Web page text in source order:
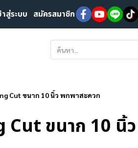
าสู่ระบบ สมัครสมาชิก
Cut ขนาก 10 นิ้ว พกพาสะดวก
ขนาก 10 นิ้ว